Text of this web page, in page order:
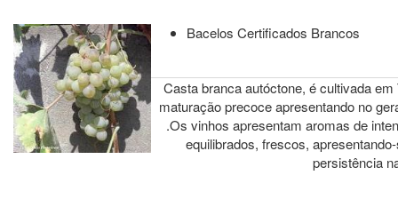
Bacelos Certificados Brancos
Casta branca autóctone, é cultivada
maturação precoce apresentando no
.Os vinhos apresentam aromas de
equilibrados, frescos,
persistência